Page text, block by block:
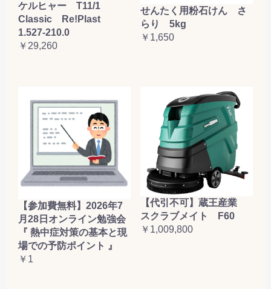
ケルヒャー T11/1
Classic Re!Plast
1.527-210.0
￥29,260
せんたく用粉石けん さ
らり 5kg
￥1,650
【参加費無料】2026年7
月28日オンライン勉強会
『 熱中症対策の基本と現
場での予防ポイント 』
￥1
【代引不可】蔵王産業
スクラブメイト F60
￥1,009,800